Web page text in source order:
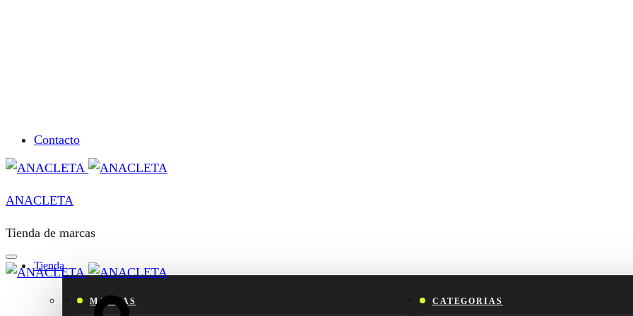
Contacto
ANACLETA
Tienda de marcas
Tienda
MARCAS CATEGORIAS